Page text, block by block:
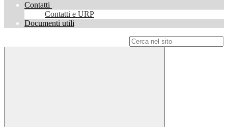
Contatti
Contatti e URP
Documenti utili